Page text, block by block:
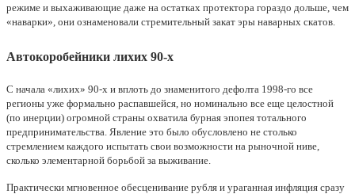
режиме и выхаживающие даже на остатках протектора гораздо дольше, чем
«наварки», они ознаменовали стремительный закат эры наварных скатов.
Автокоробейники лихих 90-х
С начала «лихих» 90-х и вплоть до знаменитого дефолта 1998-го все
регионы уже формально распавшейся, но номинально все еще целостной
(по инерции) огромной страны охватила бурная эпопея тотального
предпринимательства. Явление это было обусловлено не столько
стремлением каждого испытать свои возможности на рыночной ниве,
сколько элементарной борьбой за выживание.
Практически мгновенное обесценивание рубля и ураганная инфляция сразу